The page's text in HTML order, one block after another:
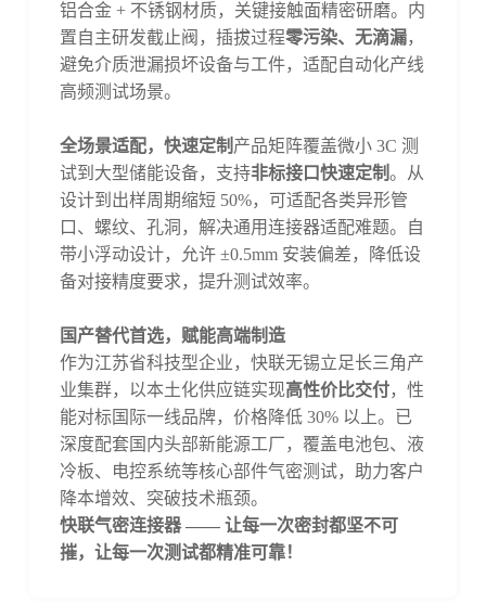
铝合金 + 不锈钢材质，关键接触面精密研磨。内
置自主研发截止阀，插拔过程零污染、无滴漏，
避免介质泄漏损坏设备与工件，适配自动化产线
高频测试场景。
全场景适配，快速定制 产品矩阵覆盖微小 3C 测
试到大型储能设备，支持非标接口快速定制。从
设计到出样周期缩短 50%，可适配各类异形管
口、螺纹、孔洞，解决通用连接器适配难题。自
带小浮动设计，允许 ±0.5mm 安装偏差，降低设
备对接精度要求，提升测试效率。
国产替代首选，赋能高端制造
作为江苏省科技型企业，快联无锡立足长三角产
业集群，以本土化供应链实现高性价比交付，性
能对标国际一线品牌，价格降低 30% 以上。已
深度配套国内头部新能源工厂，覆盖电池包、液
冷板、电控系统等核心部件气密测试，助力客户
降本增效、突破技术瓶颈。
快联气密连接器 —— 让每一次密封都坚不可
摧，让每一次测试都精准可靠！